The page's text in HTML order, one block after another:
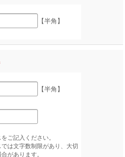
【半角】
【半角】
ご記入ください。
は文字数制限があり、大切
があります。